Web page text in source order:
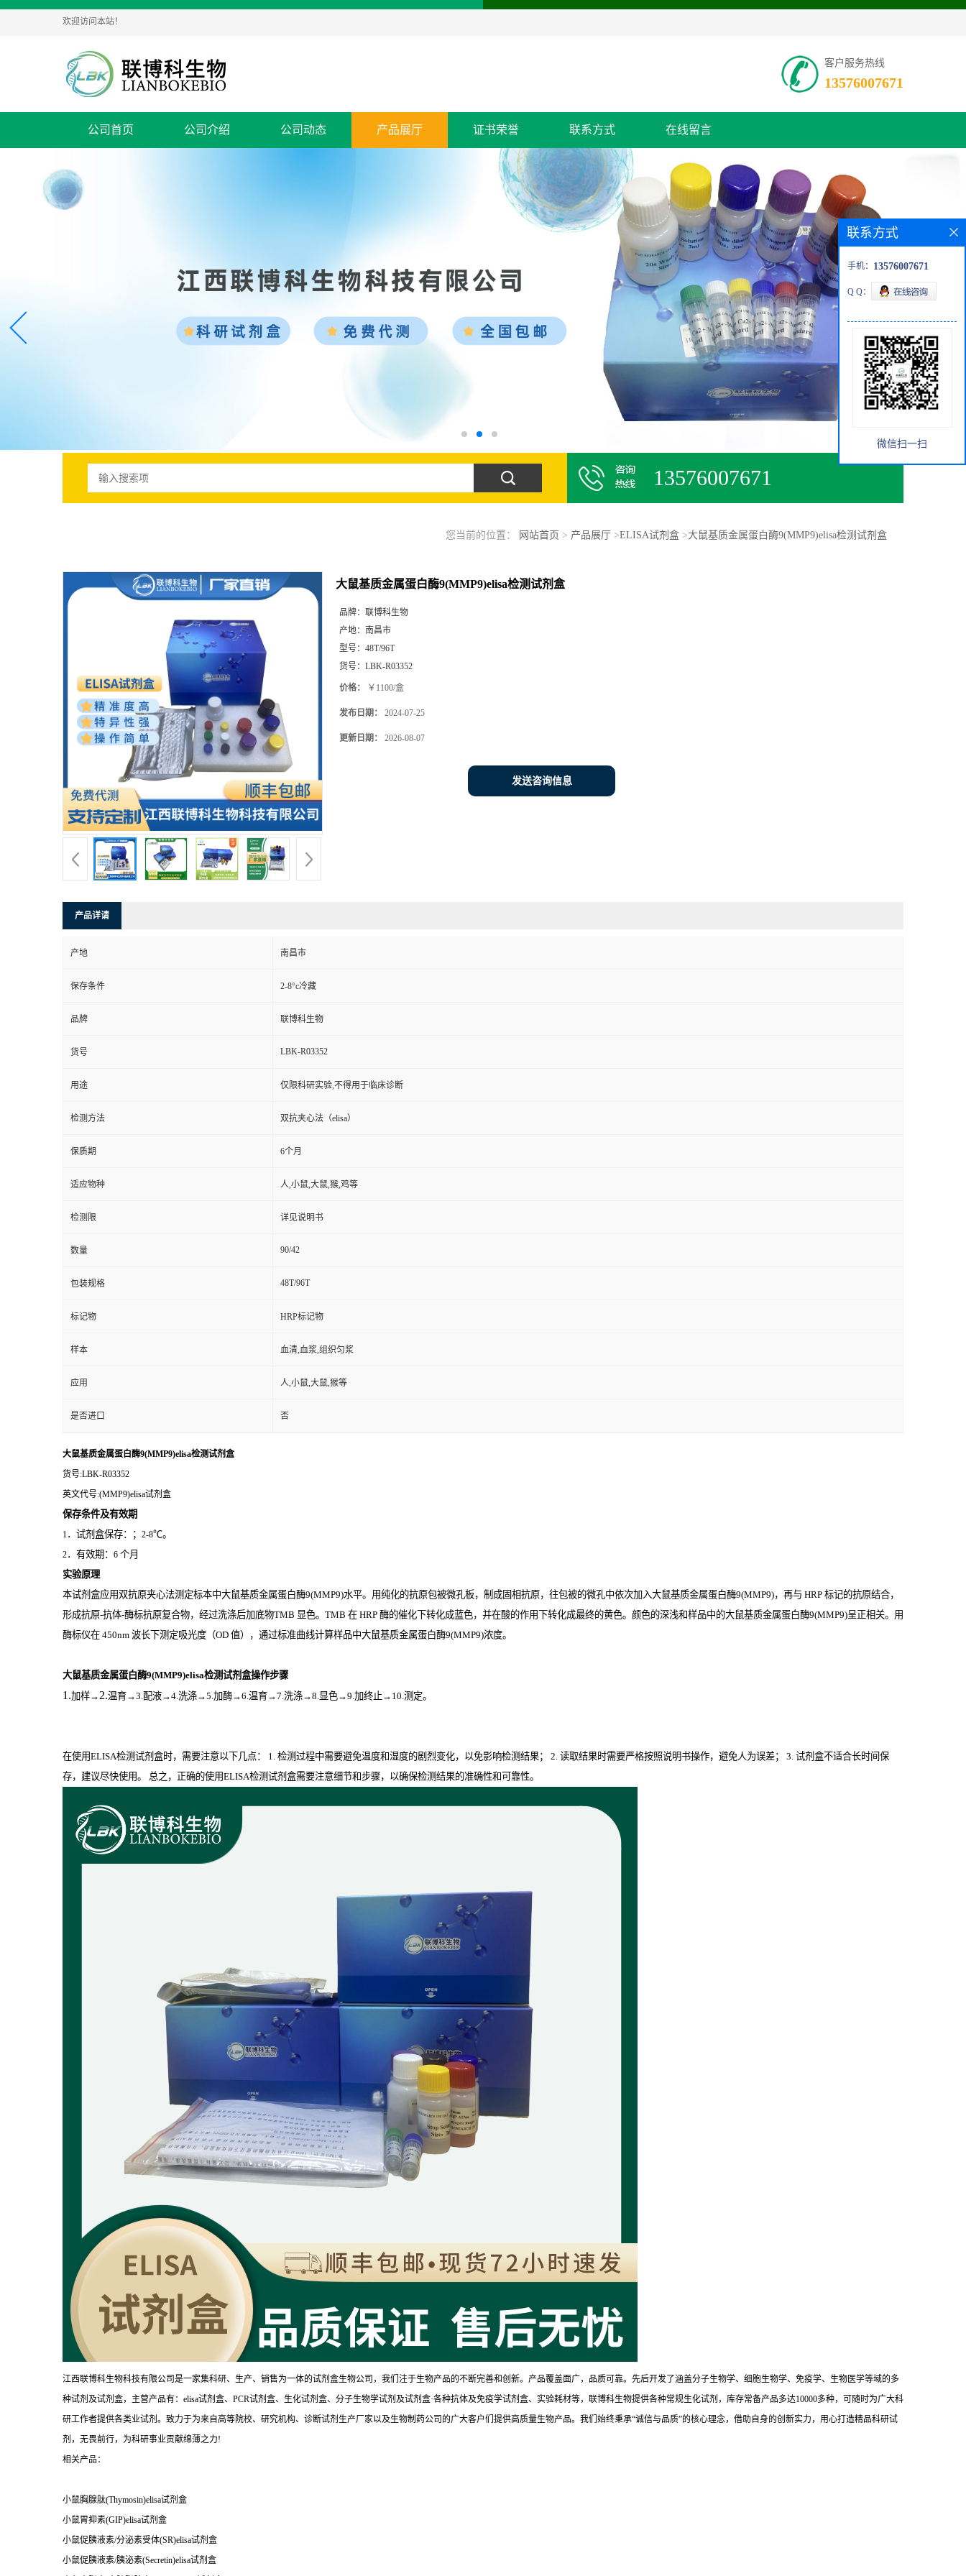
欢迎访问本站！
客户服务热线
13576007671
公司首页 公司介绍 公司动态 产品展厅 证书荣誉 联系方式 在线留言
13576007671
您当前的位置： 网站首页 > 产品展厅 >ELISA试剂盒>大鼠基质金属蛋白酶9(MMP9)elisa检测试剂盒
大鼠基质金属蛋白酶9(MMP9)elisa检测试剂盒
品牌： 联博科生物
产地： 南昌市
型号： 48T/96T
货号： LBK-R03352
价格： ￥1100/盒
发布日期： 2024-07-25
更新日期： 2026-08-07
发送咨询信息
产品详请
产地 南昌市
保存条件 2-8°c冷藏
品牌 联博科生物
货号 LBK-R03352
用途 仅限科研实验,不得用于临床诊断
检测方法 双抗夹心法（elisa）
保质期 6个月
适应物种 人,小鼠,大鼠,猴,鸡等
检测限 详见说明书
数量 90/42
包装规格 48T/96T
标记物 HRP标记物
样本 血清,血浆,组织匀浆
应用 人,小鼠,大鼠,猴等
是否进口 否
大鼠基质金属蛋白酶9(MMP9)elisa检测试剂盒
货号:LBK-R03352
英文代号:(MMP9)elisa试剂盒
保存条件及有效期
1．试剂盒保存：； 2-8℃。
2．有效期： 6 个月
实验原理
本试剂盒应用双抗原夹心法测定标本中大鼠基质金属蛋白酶9(MMP9)水平。用纯化的抗原包被微孔板，制成固相抗原，往包被的微孔中依次加入大鼠基质金属蛋白酶9(MMP9)，再与 HRP 标记的抗原结合，
形成抗原-抗体-酶标抗原复合物，经过洗涤后加底物TMB 显色。 TMB 在 HRP 酶的催化下转化成蓝色，并在酸的作用下转化成最终的黄色。颜色的深浅和样品中的大鼠基质金属蛋白酶9(MMP9)呈正相关。用
酶标仪在 450nm 波长下测定吸光度（OD 值），通过标准曲线计算样品中大鼠基质金属蛋白酶9(MMP9)浓度。
大鼠基质金属蛋白酶9(MMP9)elisa检测试剂盒操作步骤
1.加样→ 2.温育→3.配液→4.洗涤→5.加酶→6.温育→7.洗涤→8.显色→9.加终止→10.测定。
在使用ELISA检测试剂盒时，需要注意以下几点： 1. 检测过程中需要避免温度和湿度的剧烈变化，以免影响检测结果； 2. 读取结果时需要严格按照说明书操作，避免人为误差； 3. 试剂盒不适合长时间保
存，建议尽快使用。 总之，正确的使用ELISA检测试剂盒需要注意细节和步骤，以确保检测结果的准确性和可靠性。
江西联博科生物科技有限公司是一家集科研、生产、销售为一体的试剂盒生物公司，我们注于生物产品的不断完善和创新。产品覆盖面广，品质可靠。先后开发了涵盖分子生物学、细胞生物学、免疫学、生物医学等域的多
种试剂及试剂盒，主营产品有：elisa试剂盒、PCR试剂盒、生化试剂盒、分子生物学试剂及试剂盒·各种抗体及免疫学试剂盒、实验耗材等，联博科生物提供各种常规生化试剂，库存常备产品多达10000多种，可随时为广大科
研工作者提供各类业试剂。致力于为来自高等院校、研究机构、诊断试剂生产厂家以及生物制药公司的广大客户们提供高质量生物产品。我们始终秉承“诚信与品质”的核心理念，借助自身的创新实力，用心打造精品科研试
剂，无畏前行，为科研事业贡献绵薄之力!
相关产品：
小鼠胸腺肽(Thymosin)elisa试剂盒
小鼠胃抑素(GIP)elisa试剂盒
小鼠促胰液素/分泌素受体(SR)elisa试剂盒
小鼠促胰液素/胰泌素(Secretin)elisa试剂盒
联系方式
手机： 13576007671
Q Q：
微信扫一扫